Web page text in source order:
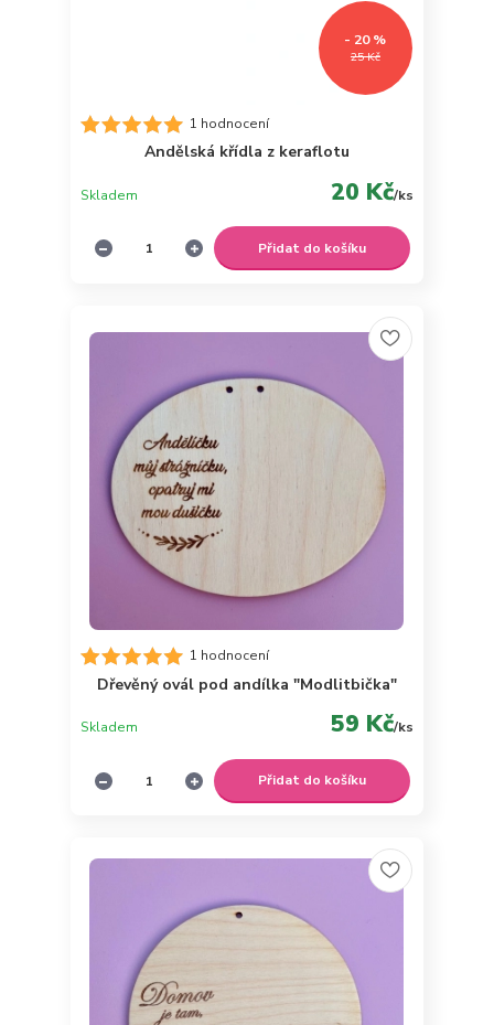
25 Kč
- 20 %
1 hodnocení
Andělská křídla z keraflotu
20 Kč/ks
Skladem
Přidat do košíku
1 hodnocení
Dřevěný ovál pod andílka "Modlitbička"
59 Kč/ks
Skladem
Přidat do košíku